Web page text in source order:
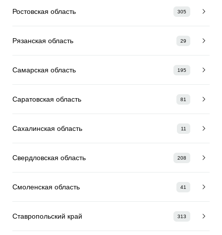
Ростовская область 305
Рязанская область 29
Самарская область 195
Саратовская область 81
Сахалинская область 11
Свердловская область 208
Смоленская область 41
Ставропольский край 313